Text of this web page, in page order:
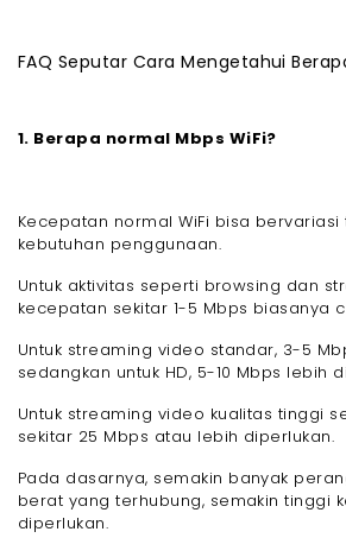
FAQ Seputar Cara Mengetahui
1. Berapa normal Mbps WiFi?
Kecepatan normal WiFi bisa
kebutuhan penggunaan.
Untuk aktivitas seperti browsing dan
kecepatan sekitar 1-5 Mbps biasanya
Untuk streaming video standar, 3-5
sedangkan untuk HD, 5-10 Mbps lebih
Untuk streaming video kualitas tinggi
sekitar 25 Mbps atau lebih diperlukan.
Pada dasarnya, semakin banyak
berat yang terhubung, semakin tinggi
diperlukan.